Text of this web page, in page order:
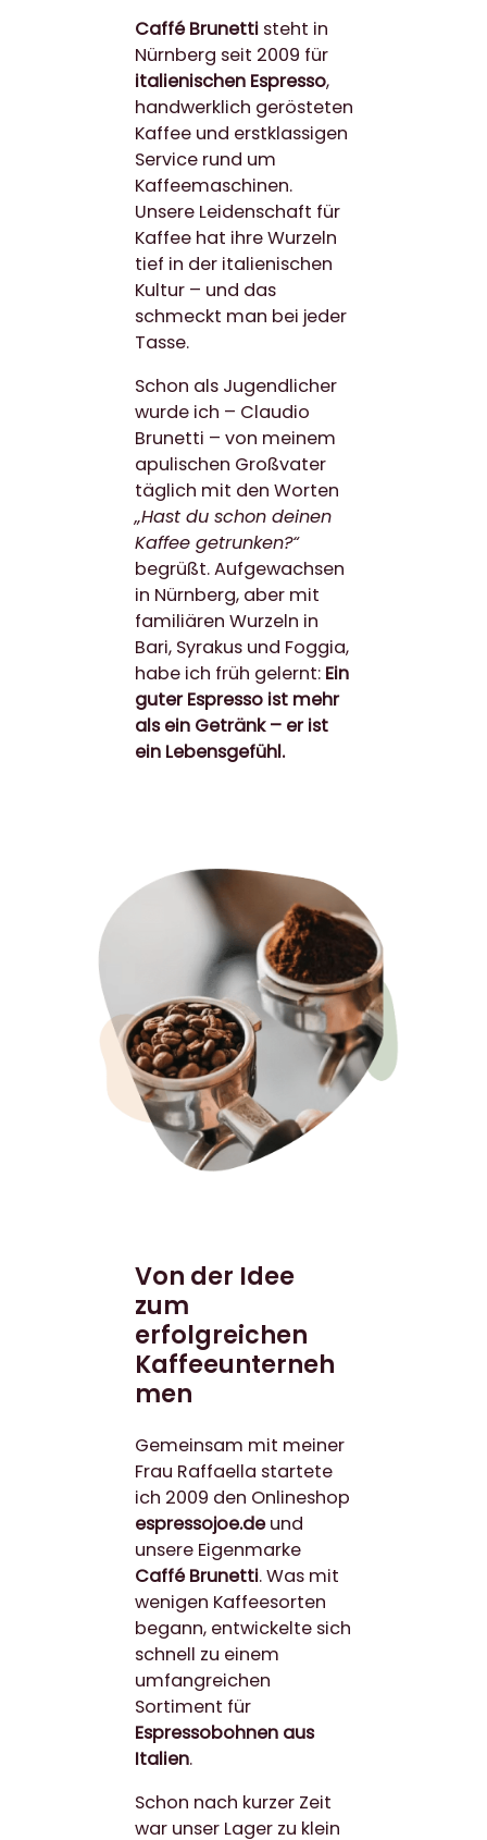
Caffé Brunettisteht in
Nürnberg seit 2009 für
italienischen Espresso,
handwerklich gerösteten
Kaffee und erstklassigen
Service rund um
Kaffeemaschinen.
Unsere Leidenschaft für
Kaffee hat ihre Wurzeln
tief in der italienischen
Kultur – und das
schmeckt man bei jeder
Tasse.
Schon als Jugendlicher
wurde ich – Claudio
Brunetti – von meinem
apulischen Großvater
täglich mit den Worten
„Hast du schon deinen
Kaffee getrunken?“
begrüßt. Aufgewachsen
in Nürnberg, aber mit
familiären Wurzeln in
Bari, Syrakus und Foggia,
habe ich früh gelernt: Ein
guter Espresso ist mehr
als ein Getränk – er ist
ein Lebensgefühl.
Von der Idee
zum
erfolgreichen
Kaffeeunterneh
men
Gemeinsam mit meiner
Frau Raffaella startete
ich 2009 den Onlineshop
espressojoe.deund
unsere Eigenmarke
Caffé Brunetti. Was mit
wenigen Kaffeesorten
begann, entwickelte sich
schnell zu einem
umfangreichen
Sortiment für
Espressobohnen aus
Italien.
Schon nach kurzer Zeit
war unser Lager zu klein